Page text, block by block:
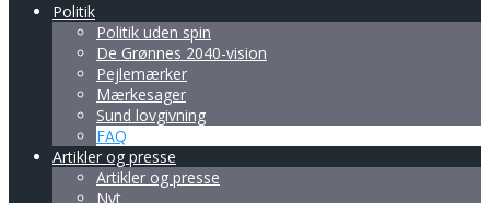
Politik
Politik uden spin
De Grønnes 2040-vision
Pejlemærker
Mærkesager
Sund lovgivning
FAQ
Artikler og presse
Artikler og presse
Nyt